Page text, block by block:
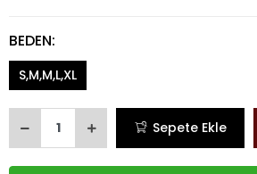
BEDEN:
S,M,M,L,XL
Sepete Ekle